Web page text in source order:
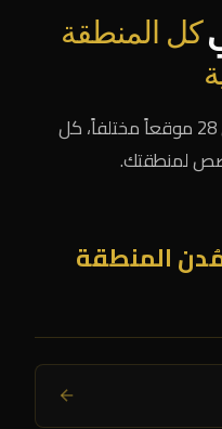
كل المنطقة
اطّلع على خدمات اللياسة في 28 موقعاً مختلفاً، كل
لمنطقتك.
المنطقة